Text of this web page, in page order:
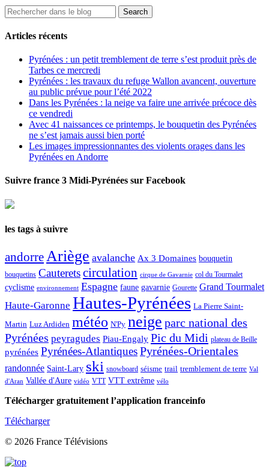
Articles récents
Pyrénées : un petit tremblement de terre s’est produit près de
Tarbes ce mercredi
Pyrénées : les travaux du refuge Wallon avancent, ouverture
au public prévue pour l’été 2022
Dans les Pyrénées : la neige va faire une arrivée précoce dès
ce vendredi
Avec 41 naissances ce printemps, le bouquetin des Pyrénées
ne s’est jamais aussi bien porté
Les images impressionnantes des violents orages dans les
Pyrénées en Andorre
Suivre france 3 Midi-Pyrénées sur Facebook
les tags à suivre
andorreAriège avalanche Ax 3 Domaines bouquetin
bouquetins Cauteretscirculation cirque de Gavarnie col du Tourmalet
cyclisme environnement Espagne faune gavarnie Gourette Grand Tourmalet
Haute-Garonne Hautes-Pyrénées La Pierre Saint-
Martin Luz Ardiden météo N'Py neige parc national des
Pyrénées peyragudes Piau-Engaly Pic du Midi plateau de Beille
pyrénées Pyrénées-AtlantiquesPyrénées-Orientales
randonnée Saint-Lary ski snowboard séisme trail tremblement de terre Val
d'Aran Vallée d'Aure vidéo VTT VTT extrême vélo
Télécharger gratuitement l’application franceinfo
Télécharger
© 2026 France Télévisions